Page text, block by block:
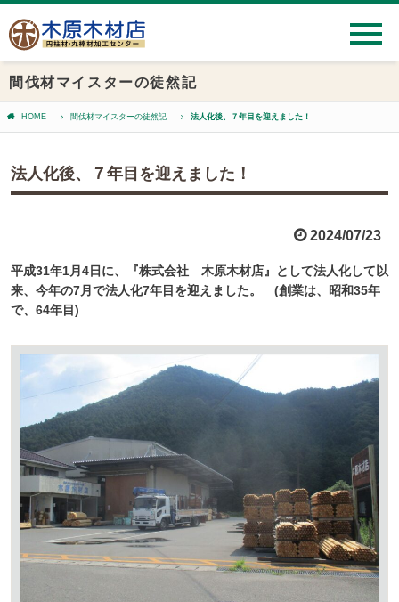
間伐材マイスターの徒然記
HOME 間伐材マイスターの徒然記 法人化後、７年目を迎えました！
法人化後、７年目を迎えました！
2024/07/23
平成31年1月4日に、『株式会社 木原木材店』として法人化して以
来、今年の7月で法人化7年目を迎えました。 (創業は、昭和35年
で、64年目)